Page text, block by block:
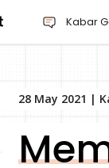
Kabar
28 May 2021 |